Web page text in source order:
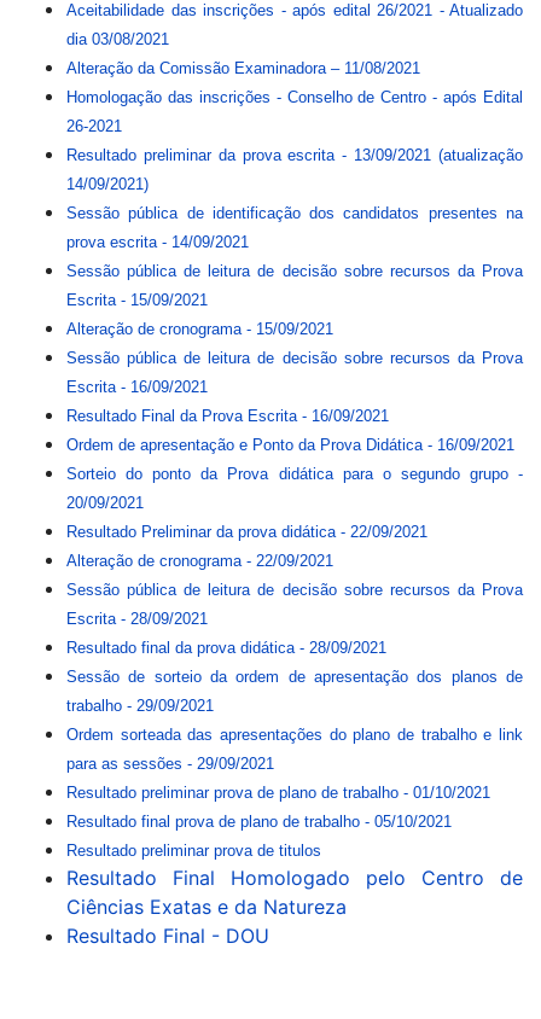
Aceitabilidade das inscrições - após edital 26/2021 - Atualizado
dia 03/08/2021
Alteração da Comissão Examinadora – 11/08/2021
Homologação das inscrições - Conselho de Centro - após Edital
26-2021
Resultado preliminar da prova escrita - 13/09/2021 (atualização
14/09/2021)
Sessão pública de identificação dos candidatos presentes na
prova escrita - 14/09/2021
Sessão pública de leitura de decisão sobre recursos da Prova
Escrita - 15/09/2021
Alteração de cronograma - 15/09/2021
Sessão pública de leitura de decisão sobre recursos da Prova
Escrita - 16/09/2021
Resultado Final da Prova Escrita - 16/09/2021
Ordem de apresentação e Ponto da Prova Didática - 16/09/2021
Sorteio do ponto da Prova didática para o segundo grupo -
20/09/2021
Resultado Preliminar da prova didática - 22/09/2021
Alteração de cronograma - 22/09/2021
Sessão pública de leitura de decisão sobre recursos da Prova
Escrita - 28/09/2021
Resultado final da prova didática - 28/09/2021
Sessão de sorteio da ordem de apresentação dos planos de
trabalho - 29/09/2021
Ordem sorteada das apresentações do plano de trabalho e link
para as sessões - 29/09/2021
Resultado preliminar prova de plano de trabalho - 01/10/2021
Resultado final prova de plano de trabalho - 05/10/2021
Resultado preliminar prova de titulos
Resultado Final Homologado pelo Centro de
Ciências Exatas e da Natureza
Resultado Final - DOU